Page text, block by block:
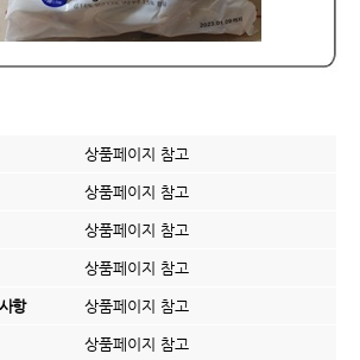
상품페이지 참고
상품페이지 참고
상품페이지 참고
상품페이지 참고
항 상품페이지 참고
상품페이지 참고